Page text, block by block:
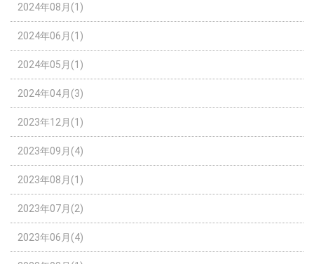
2024年08月(1)
2024年06月(1)
2024年05月(1)
2024年04月(3)
2023年12月(1)
2023年09月(4)
2023年08月(1)
2023年07月(2)
2023年06月(4)